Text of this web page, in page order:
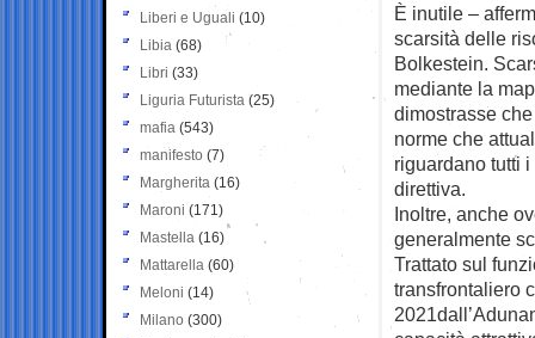
È inutile –
scarsità delle
Bolkestein.
mediante la
dimostrasse
norme che
riguardano tutti
direttiva.
Inoltre, anche
generalmente
Trattato sul
transfrontaliero
Liberi e Uguali (10)
Libia (68)
Libri (33)
Liguria Futurista (25)
mafia (543)
manifesto (7)
Margherita (16)
Maroni (171)
Mastella (16)
Mattarella (60)
Meloni (14)
Milano (300)